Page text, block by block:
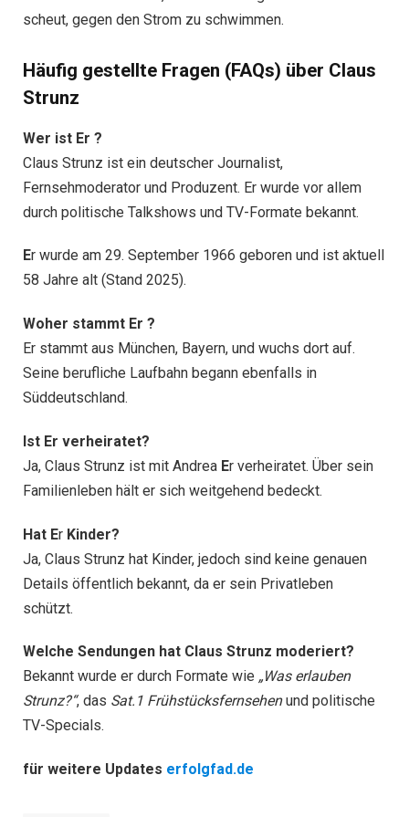
scheut, gegen den Strom zu schwimmen.
Häufig gestellte Fragen (FAQs) über Claus
Strunz
Wer ist Er ?
Claus Strunz ist ein deutscher Journalist,
Fernsehmoderator und Produzent. Er wurde vor allem
durch politische Talkshows und TV-Formate bekannt.
Er wurde am 29. September 1966 geboren und ist aktuell
58 Jahre alt (Stand 2025).
Woher stammt Er ?
Er stammt aus München, Bayern, und wuchs dort auf.
Seine berufliche Laufbahn begann ebenfalls in
Süddeutschland.
Ist Er verheiratet?
Ja, Claus Strunz ist mit Andrea Er verheiratet. Über sein
Familienleben hält er sich weitgehend bedeckt.
Hat Er Kinder?
Ja, Claus Strunz hat Kinder, jedoch sind keine genauen
Details öffentlich bekannt, da er sein Privatleben
schützt.
Welche Sendungen hat Claus Strunz moderiert?
Bekannt wurde er durch Formate wie „Was erlauben
Strunz?“, das Sat.1 Frühstücksfernsehenund politische
TV-Specials.
für weitere Updates erfolgfad.de